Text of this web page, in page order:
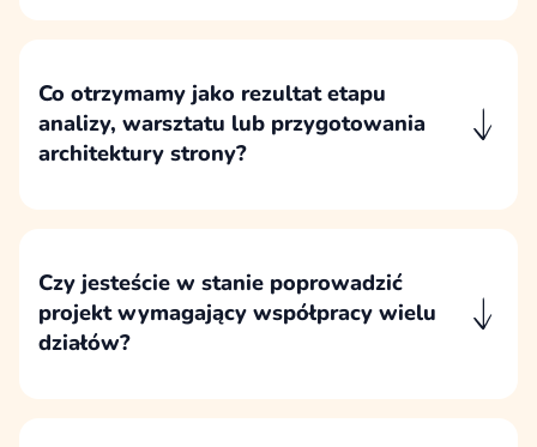
wymagania techniczne, materiały po stronie
klienta oraz osoby zaangażowane w decyzje.
Co otrzymamy jako rezultat etapu
analizy, warsztatu lub przygotowania
architektury strony?
kluczowe założenia, ryzyka i podstawa
do rzetelnej wyceny.
Czy jesteście w stanie poprowadzić
projekt wymagający współpracy wielu
działów?